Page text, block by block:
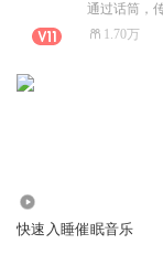
1.70万
快速入睡催眠音乐